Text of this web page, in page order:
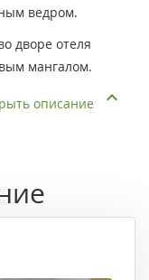
ведром.
дворе отеля
мангалом.
описание